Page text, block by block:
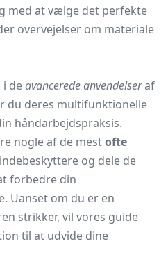
med at vælge det perfekte
overvejelser om materiale
i deavancerede anvendelseraf
du deres multifunktionelle
håndarbejdspraksis.
nogle af de mestofte
og dele de
forbedre din
Uanset om du er en
strikker, vil vores guide
til at udvide dine